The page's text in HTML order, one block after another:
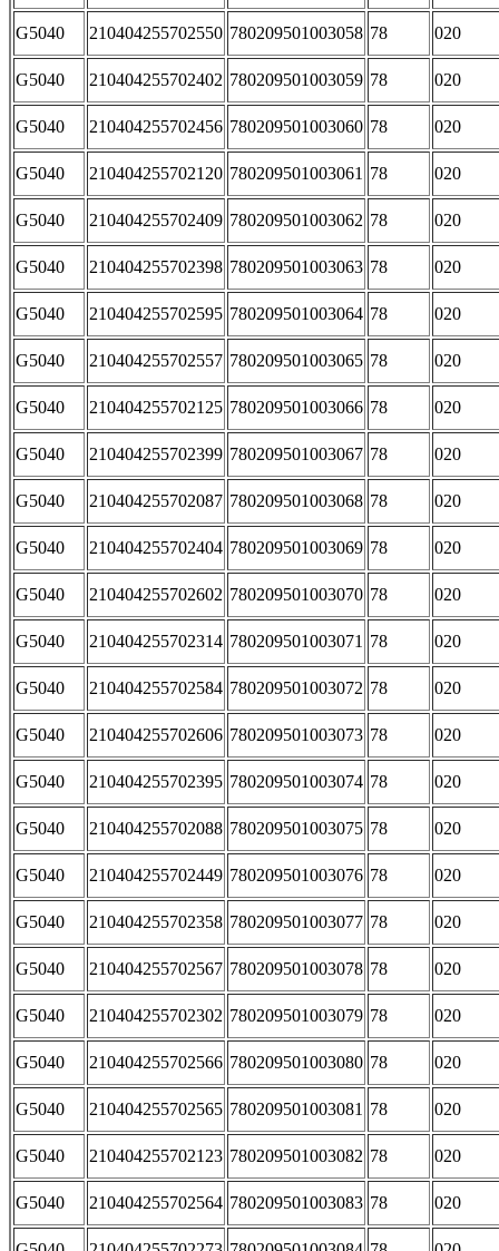
G5040 210404255702550 780209501003058 78 020
G5040 210404255702402 780209501003059 78 020
G5040 210404255702456 780209501003060 78 020
G5040 210404255702120 780209501003061 78 020
G5040 210404255702409 780209501003062 78 020
G5040 210404255702398 780209501003063 78 020
G5040 210404255702595 780209501003064 78 020
G5040 210404255702557 780209501003065 78 020
G5040 210404255702125 780209501003066 78 020
G5040 210404255702399 780209501003067 78 020
G5040 210404255702087 780209501003068 78 020
G5040 210404255702404 780209501003069 78 020
G5040 210404255702602 780209501003070 78 020
G5040 210404255702314 780209501003071 78 020
G5040 210404255702584 780209501003072 78 020
G5040 210404255702606 780209501003073 78 020
G5040 210404255702395 780209501003074 78 020
G5040 210404255702088 780209501003075 78 020
G5040 210404255702449 780209501003076 78 020
G5040 210404255702358 780209501003077 78 020
G5040 210404255702567 780209501003078 78 020
G5040 210404255702302 780209501003079 78 020
G5040 210404255702566 780209501003080 78 020
G5040 210404255702565 780209501003081 78 020
G5040 210404255702123 780209501003082 78 020
G5040 210404255702564 780209501003083 78 020